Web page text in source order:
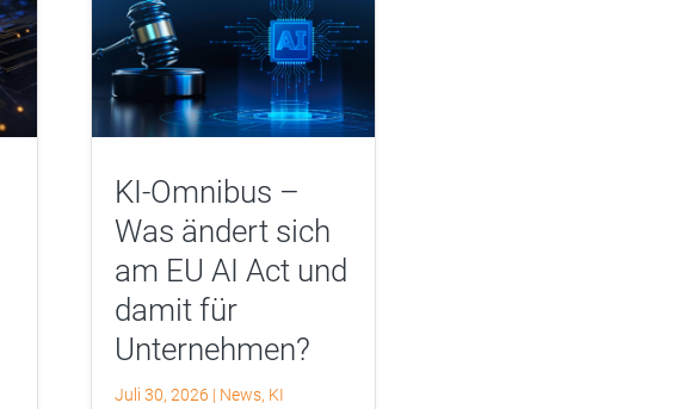
KI-Omnibus –
Was ändert sich
am EU AI Act und
damit für
Unternehmen?
Juli 30, 2026 | News, KI